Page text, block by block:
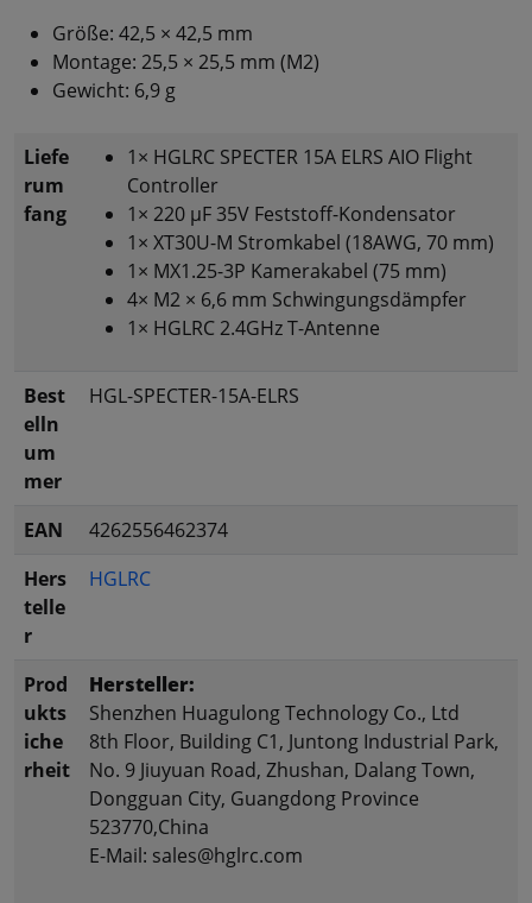
Größe: 42,5 × 42,5 mm
Montage: 25,5 × 25,5 mm (M2)
Gewicht: 6,9 g
Liefe
rum
fang
1× HGLRC SPECTER 15A ELRS AIO Flight
Controller
1× 220 µF 35V Feststoff-Kondensator
1× XT30U-M Stromkabel (18AWG, 70 mm)
1× MX1.25-3P Kamerakabel (75 mm)
4× M2 × 6,6 mm Schwingungsdämpfer
1× HGLRC 2.4GHz T-Antenne
Best
elln
um
mer
HGL-SPECTER-15A-ELRS
EAN
4262556462374
Hers
telle
r
HGLRC
Prod
ukts
iche
rheit
Hersteller:
Shenzhen Huagulong Technology Co., Ltd
8th Floor, Building C1, Juntong Industrial Park,
No. 9 Jiuyuan Road, Zhushan, Dalang Town,
Dongguan City, Guangdong Province
523770,China
E-Mail: sales@hglrc.com